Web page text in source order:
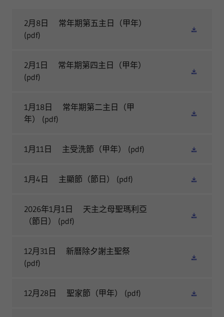
2月8日 常年期第五主日（甲年）
(pdf)
2月1日 常年期第四主日（甲年）
(pdf)
1月18日 常年期第二主日（甲
年）
(pdf)
1月11日 主受洗節（甲年） (pdf)
1月4日 主顯節（節日） (pdf)
2026年1月1日 天主之母聖瑪利亞
（節日）
(pdf)
12月31日 新曆除夕謝主聖祭
(pdf)
12月28日 聖家節（甲年） (pdf)